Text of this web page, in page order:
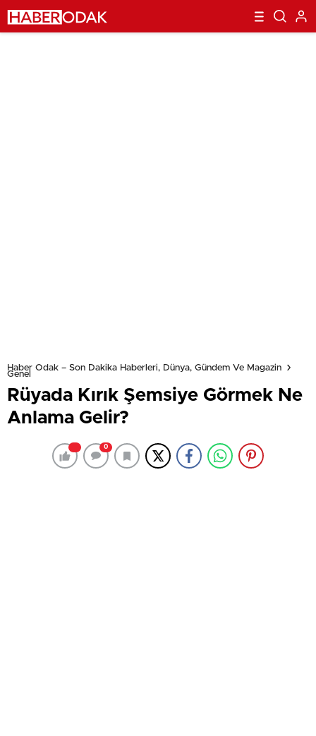
Haber Odak – Son Dakika Haberleri, Dünya, Gündem Ve Magazin
Genel
Rüyada Kırık Şemsiye Görmek Ne
Anlama Gelir?
0